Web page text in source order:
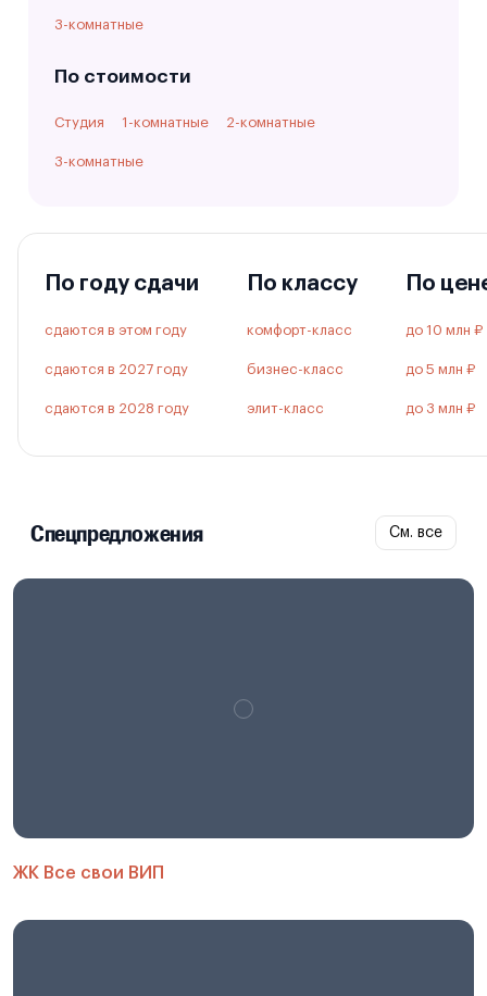
3-комнатные
По стоимости
Студия 1-комнатные 2-комнатные
3-комнатные
По году сдачи
сдаются в этом году
сдаются в 2027 году
сдаются в 2028 году
По классу
комфорт-класс
бизнес-класс
элит-класс
По
до 10 млн ₽
до 5 млн ₽
до 3 млн ₽
Спецпредложения См. все
ЖК Все свои ВИП